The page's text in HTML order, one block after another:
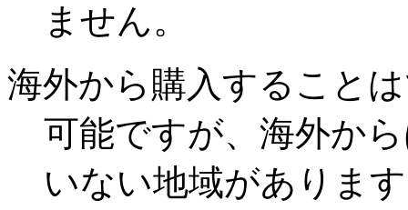
ません。
海外から購入すること
可能ですが、海外か
いない地域がありま